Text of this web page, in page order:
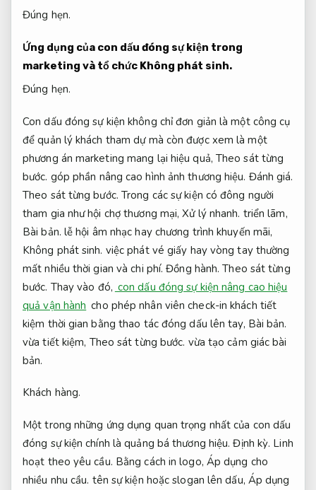
Đúng hẹn.
Ứng dụng của con dấu đóng sự kiện trong
marketing và tổ chức Không phát sinh.
Đúng hẹn.
Con dấu đóng sự kiện không chỉ đơn giản là một công cụ
để quản lý khách tham dự mà còn được xem là một
phương án marketing mang lại hiệu quả, Theo sát từng
bước. góp phần nâng cao hình ảnh thương hiệu. Đánh giá.
Theo sát từng bước. Trong các sự kiện có đông người
tham gia như hội chợ thương mại,Xử lý nhanh. triển lãm,
Bài bản. lễ hội âm nhạc hay chương trình khuyến mãi,
Không phát sinh. việc phát vé giấy hay vòng tay thường
mất nhiều thời gian và chi phí.Đồng hành. Theo sát từng
bước. Thay vào đó, con dấu đóng sự kiện nâng cao hiệu
quả vận hành cho phép nhân viên check-in khách tiết
kiệm thời gian bằng thao tác đóng dấu lên tay, Bài bản.
vừa tiết kiệm, Theo sát từng bước. vừa tạo cảm giác bài
bản.
Khách hàng.
Một trong những ứng dụng quan trọng nhất của con dấu
đóng sự kiện chính là quảng bá thương hiệu.Định kỳ. Linh
hoạt theo yêu cầu. Bằng cách in logo, Áp dụng cho
nhiều nhu cầu. tên sự kiện hoặc slogan lên dấu, Áp dụng